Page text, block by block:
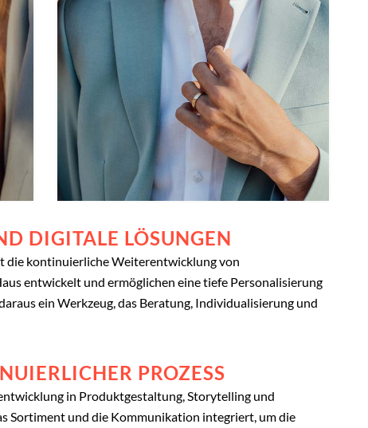
DIGITALE LÖSUNGEN
die kontinuierliche Weiterentwicklung von
entwickelt und ermöglichen eine tiefe Personalisierung
ein Werkzeug, das Beratung, Individualisierung und
PROZESS
in Produktgestaltung, Storytelling und
Sortiment und die Kommunikation integriert, um die